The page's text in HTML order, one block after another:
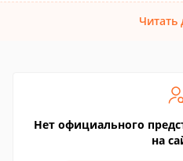
Читать
Нет официального
на